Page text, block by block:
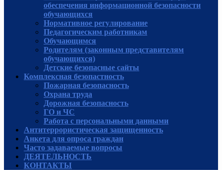
обеспечения информационной безопасности
обучающихся
Нормативное регулирование
Педагогическим работникам
Обучающимся
Родителям (законным представителям
обучающихся)
Детские безопасные сайты
Комплексная безопастность
Пожарная безопасность
Охрана труда
Дорожная безопасность
ГО и ЧС
Работа с персональными данными
Антитеррористическая защищенность
Анкета для опроса граждан
Часто задаваемые вопросы
ДЕЯТЕЛЬНОСТЬ
КОНТАКТЫ